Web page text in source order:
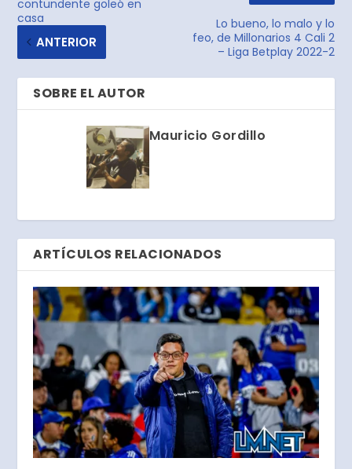
contundente goleó en
casa
ANTERIOR
Lo bueno, lo malo y lo
feo, de Millonarios 4 Cali 2
– Liga Betplay 2022-2
SOBRE EL AUTOR
Mauricio Gordillo
ARTÍCULOS RELACIONADOS